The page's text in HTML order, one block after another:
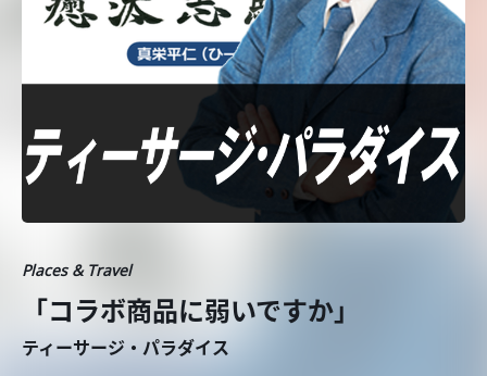
Places & Travel
「コラボ商品に弱いですか」
ティーサージ・パラダイス